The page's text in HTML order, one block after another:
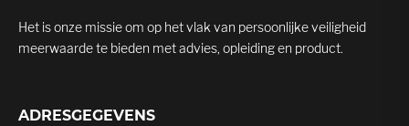
Het is onze missie om op het vlak van persoonlijke veiligheid
meerwaarde te bieden met advies, opleiding en product.
ADRESGEGEVENS